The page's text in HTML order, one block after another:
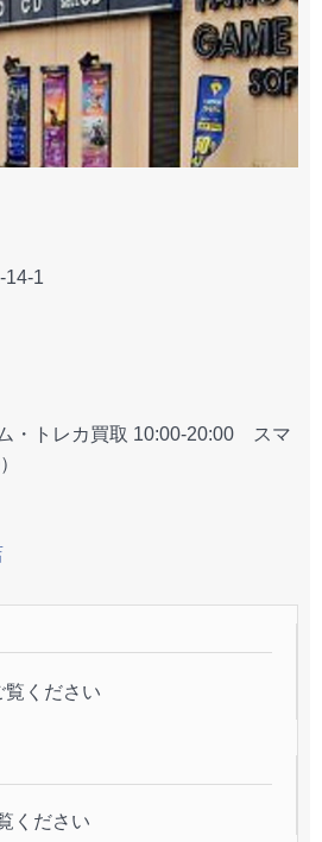
14-1
・トレカ買取 10:00-20:00 スマ
覧ください
ください